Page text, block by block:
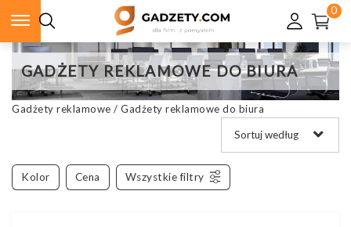
0
GADŻETY REKLAMOWE DO BIURA
Gadżety reklamowe / Gadżety reklamowe do biura
Kolor Cena Wszystkie filtry